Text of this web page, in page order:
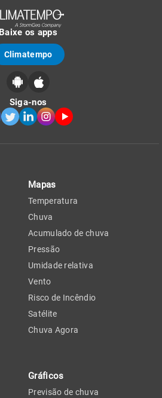
Baixe os apps
Climatempo
Siga-nos
Mapas
Temperatura
Chuva
Acumulado de chuva
Pressão
Umidade relativa
Vento
Risco de Incêndio
Satélite
Chuva Agora
Gráficos
Previsão de chuva